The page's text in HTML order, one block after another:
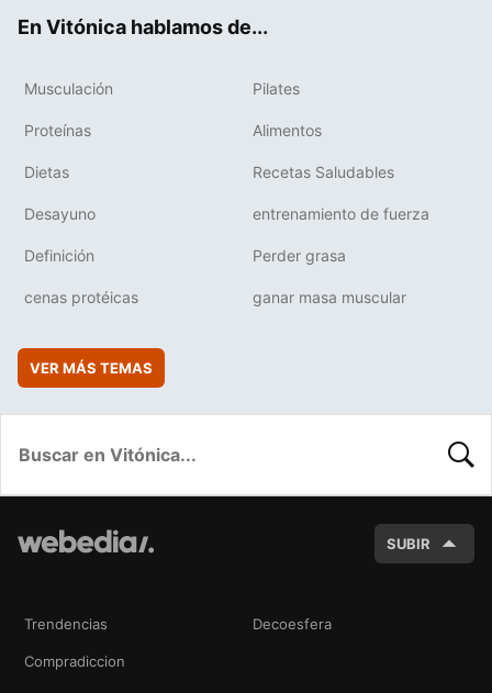
En Vitónica hablamos de...
Musculación Pilates
Proteínas Alimentos
Dietas Recetas Saludables
Desayuno entrenamiento de fuerza
Definición Perder grasa
cenas protéicas ganar masa muscular
VER MÁS TEMAS
SUBIR
Trendencias Decoesfera
Compradiccion